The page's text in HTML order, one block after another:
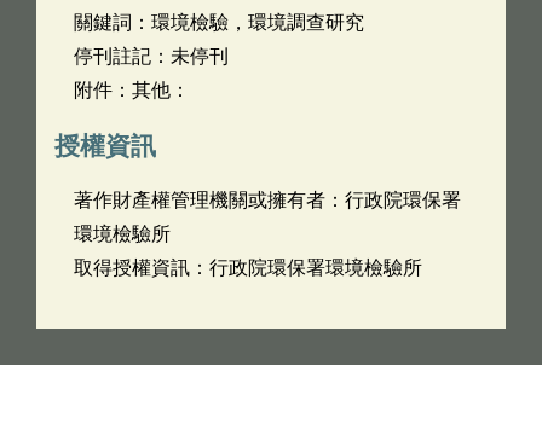
關鍵詞：環境檢驗，環境調查研究
停刊註記：未停刊
附件：其他：
授權資訊
著作財產權管理機關或擁有者：行政院環保署
環境檢驗所
取得授權資訊：行政院環保署環境檢驗所